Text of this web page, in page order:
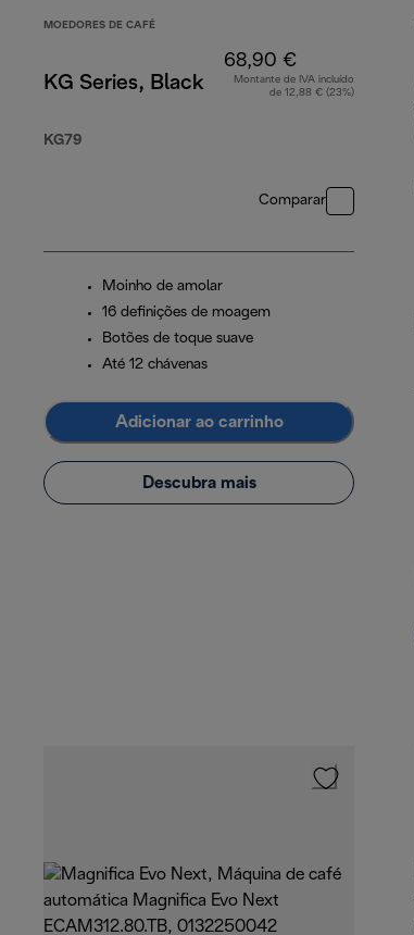
MOEDORES DE CAFÉ
KG Series, Black
KG79
68,90 €
Montante de IVA incluído
de 12,88 € (23%)
Comparar
Moinho de amolar
16 definições de moagem
Botões de toque suave
Até 12 chávenas
Adicionar ao carrinho
Descubra mais